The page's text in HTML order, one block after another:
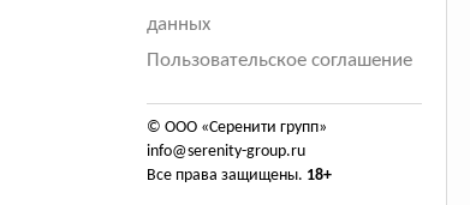
данных
Пользовательское соглашение
© ООО «Серенити групп»
info@serenity-group.ru
Все права защищены. 18+